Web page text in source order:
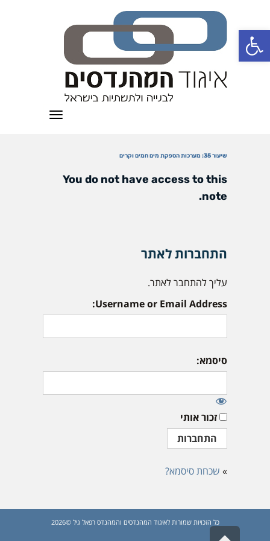
פתח סרגל נגישות
תפריט
שיעור 35: מערכות הספקת מים חמים וקרים
You do not have access to this
note.
התחברות לאתר
עליך להתחבר לאתר.
Username or Email Address:
סיסמא:
זכור אותי
» שכחת סיסמא?
כל הזכויות שמורות לאיגוד המהנדסים והמהנדס רפאל גיל ©2026